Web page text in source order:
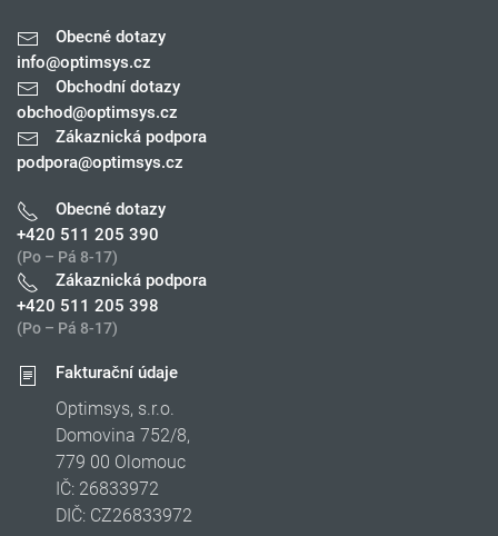
Obecné dotazy
info@optimsys.cz
Obchodní dotazy
obchod@optimsys.cz
Zákaznická podpora
podpora@optimsys.cz
Obecné dotazy
+420 511 205 390
(Po – Pá 8-17)
Zákaznická podpora
+420 511 205 398
(Po – Pá 8-17)
Fakturační údaje
Optimsys, s.r.o.
Domovina 752/8,
779 00 Olomouc
IČ: 26833972
DIČ: CZ26833972